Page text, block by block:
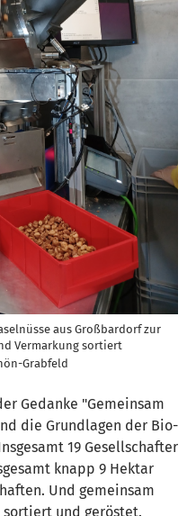
aus Großbardorf zur
Vermarkung sortiert
Grabfeld
Gedanke "Gemeinsam
die Grundlagen der Bio-
19 Gesellschafter
knapp 9 Hektar
Und gemeinsam
und geröstet.